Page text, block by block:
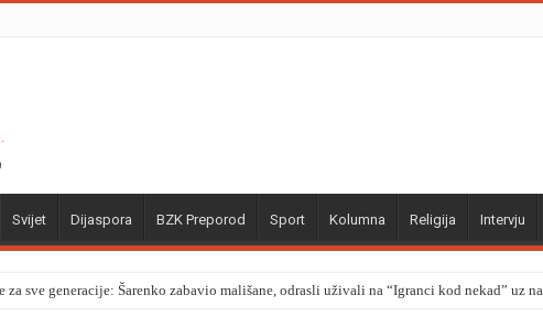
Svijet Dijaspora BZK Preporod Sport Kolumna Religija Intervju
sve generacije: Šarenko zabavio mališane, odrasli uživali na “Igranci kod nekad” uz